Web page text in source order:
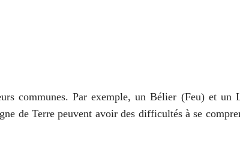
communes. Par exemple, un Bélier (Feu) et un
de Terre peuvent avoir des difficultés à se